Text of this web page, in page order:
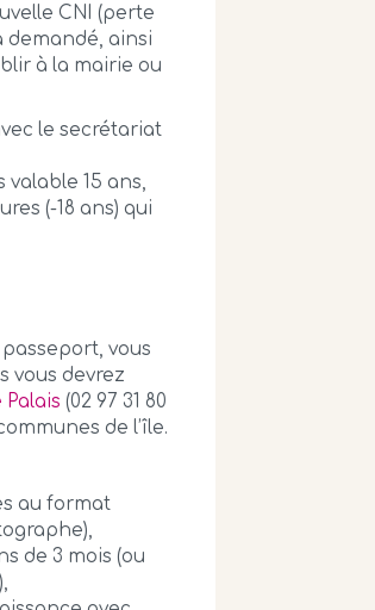
CNI (perte
demandé, ainsi
à la mairie ou
le secrétariat
valable 15 ans,
(-18 ans) qui
vous
vous devrez
Palais (02 97 31 80
de l’île.
au format
de 3 mois (ou